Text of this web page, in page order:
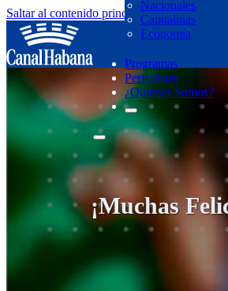
Saltar al contenido principal Saltar al pie de
Nacionales
Capitalinas
Economía
Programas
Periodistas
¿Quiénes Somos?
regresar
¡Muchas